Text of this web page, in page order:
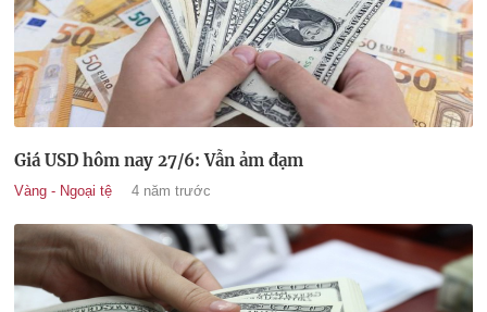
Giá USD hôm nay 27/6: Vẫn ảm đạm
Vàng - Ngoại tệ 4 năm trước